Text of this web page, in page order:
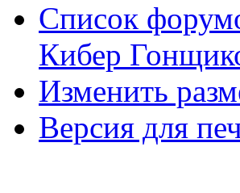
Список
Кибер
Изменить
Версия для